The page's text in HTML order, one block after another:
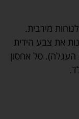
מירבית.
את צבע הידית
סל אחסון